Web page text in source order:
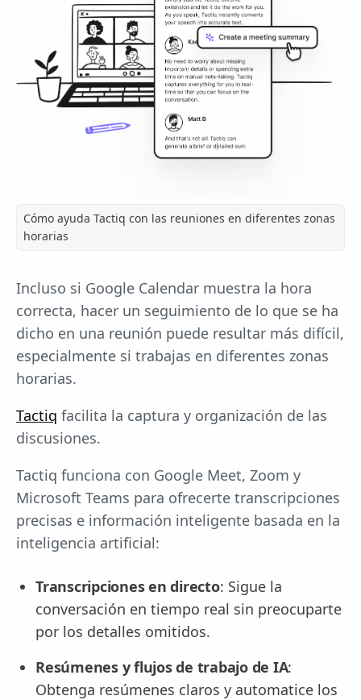
Cómo ayuda Tactiq con las reuniones en diferentes zonas
horarias
Incluso si Google Calendar muestra la hora
correcta, hacer un seguimiento de lo que se ha
dicho en una reunión puede resultar más difícil,
especialmente si trabajas en diferentes zonas
horarias.
Tactiq facilita la captura y organización de las
discusiones.
Tactiq funciona con Google Meet, Zoom y
Microsoft Teams para ofrecerte transcripciones
precisas e información inteligente basada en la
inteligencia artificial:
Transcripciones en directo: Sigue la
conversación en tiempo real sin preocuparte
por los detalles omitidos.
Resúmenes y flujos de trabajo de IA:
Obtenga resúmenes claros y automatice los